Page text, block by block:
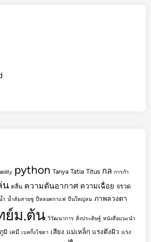
python Tanya Tatia Titus กล การกำ
น คลื่น ความดันอากาศ ความเฉื่อย จรวด
ำ น้ำส้มสายชู ปี่หลอดกาแฟ ปืนใหญ่ลม ภาพลวงตา
ย์ม.ต้น วิวัฒนาการ สิ่งประดิษฐ์ หนังสือแนะนำ
มิ เคมี เบคกิ้งโซดา เสียง แม่เหล็ก แรงตึงผิว แรง